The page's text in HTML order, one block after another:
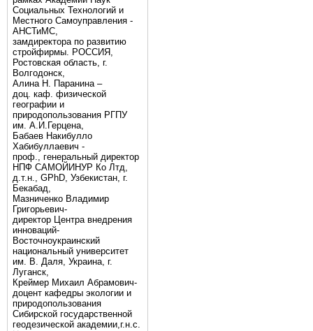
Социальных Технологий и
Местного Самоуправления -
АНСТиМС,
замдиректора по развитию
стройфирмы. РОССИЯ,
Ростовская область, г.
Волгодонск,
Алина Н. Паранина –
доц. каф. физической
географии и
природопользования РГПУ
им. А.И.Герцена,
Бабаев Накибулло
Хабибуллаевич -
проф., генеральный директор
НПФ САМОЙИНУР Ко Лтд,
д.т.н., GPhD, Узбекистан, г.
Бекабад,
Мазниченко Владимир
Григорьевич-
директор Центра внедрения
инноваций-
Восточноукраинский
национальный университет
им. В. Даля, Украина, г.
Луганск,
Креймер Михаил Абрамович-
доцент кафедры экологии и
природопользования
Сибирской государственной
геодезической академии,г.н.с.